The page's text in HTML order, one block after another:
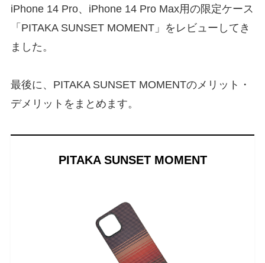
iPhone 14 Pro、iPhone 14 Pro Max用の限定ケース
「PITAKA SUNSET MOMENT」をレビューしてき
ました。
最後に、PITAKA SUNSET MOMENTのメリット・
デメリットをまとめます。
PITAKA SUNSET MOMENT